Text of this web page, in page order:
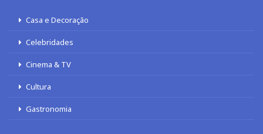
Casa e Decoração
Celebridades
Cinema & TV
Cultura
Gastronomia